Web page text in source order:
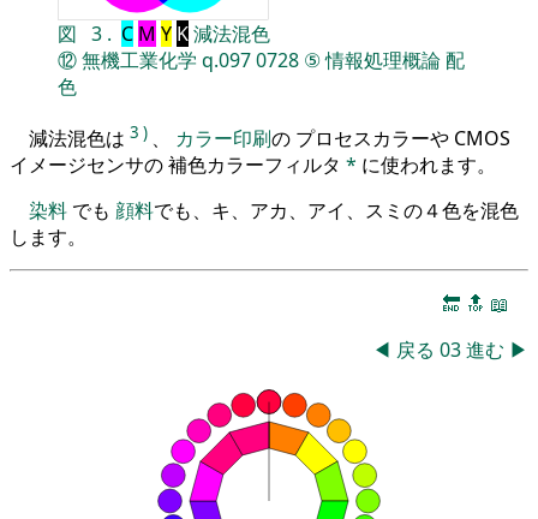
図 3 . C M Y K減法混色
⑫無機工業化学 q.0970728 ⑤情報処理概論配
色
減法混色は 3 ) 、 カラー印刷の プロセスカラーや CMOS
イメージセンサの 補色カラーフィルタ * に使われます。
染料 でも 顔料でも、キ、アカ、アイ、スミの４色を混色
します。
🔚 🔝 📖
◀ 戻る 03進む ▶